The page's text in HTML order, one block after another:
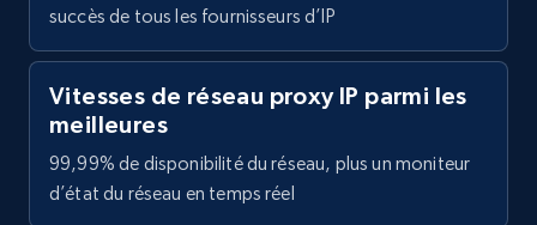
succès de tous les fournisseurs d’IP
Vitesses de réseau proxy IP parmi les
meilleures
99,99% de disponibilité du réseau, plus un moniteur
d’état du réseau en temps réel